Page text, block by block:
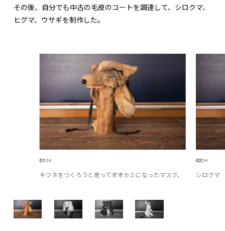
その後、自分でも中古の毛皮のコートを調達して、シロクマ、
ヒグマ、ウサギを制作した。
0104
キツネをつくろうと思ってオオカミになったマスク。
0204
シロクマ